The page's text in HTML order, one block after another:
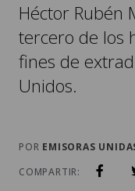
Héctor Rubén
tercero de los
fines de
Unidos.
POR EMISORAS
COMPARTIR: